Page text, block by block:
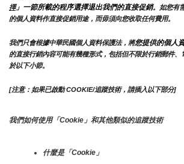
擇」一節所載的程序選擇退出我們的直接促銷。如您有
的個人資料作直接促銷用途，而毋須向您收取任何費用。
我們只會根據中華民國個人資料保護法，將您提供的個人
的直接行銷內容可能有幾種形式，包括但不限於行銷郵件
於以下小節。
[注意：如果已啟動 COOKIE/追蹤技術，請插入以下部分]
我們如何使用「Cookie」和其他類似的追蹤技術
什麼是「Cookie」